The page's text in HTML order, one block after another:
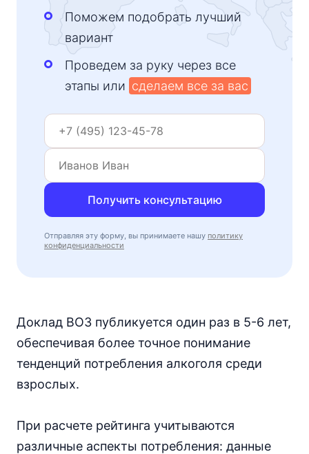
Поможем подобрать лучший
вариант
Проведем за руку через все
этапы или сделаем все за вас
Получить консультацию
Отправляя эту форму, вы принимаете нашу политику
конфиденциальности
Доклад ВОЗ публикуется один раз в 5-6 лет,
обеспечивая более точное понимание
тенденций потребления алкоголя среди
взрослых.
При расчете рейтинга учитываются
различные аспекты потребления: данные